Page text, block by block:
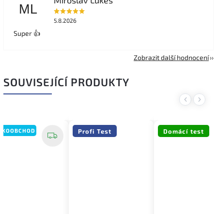
ML
5.8.2026
Super 👍
Zobrazit další hodnocení
SOUVISEJÍCÍ PRODUKTY
Previous
Profi Test Domácí test
Next